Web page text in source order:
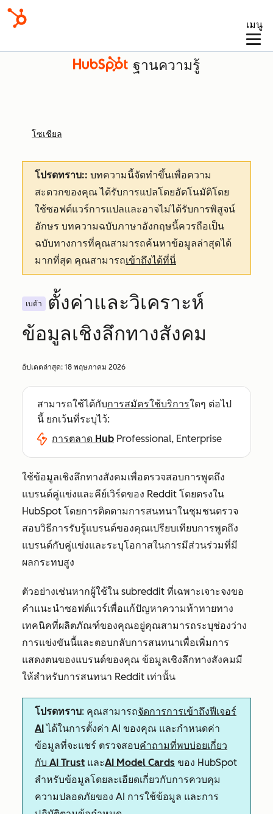
เมนู
ฐานความรู้
โซเชียล
โปรดทราบ:: บทความนี้จัดทำขึ้นเพื่อความ
สะดวกของคุณได้รับการแปลโดยอัตโนมัติโดย
ใช้ซอฟต์แวร์การแปลและอาจไม่ได้รับการพิสูจน์
อักษร บทความฉบับภาษาอังกฤษนี้ควรถือเป็น
ฉบับทางการที่คุณสามารถค้นหาข้อมูลล่าสุดได้
มากที่สุด คุณสามารถเข้าถึงได้ที่นี่
เบต้า
ตั้งค่าและวิเคราะห์
ข้อมูลเชิงลึกทางสังคม
อัปเดตล่าสุด: 18 พฤษภาคม 2026
สามารถใช้ได้กับการสมัครใช้บริการใดๆ ต่อไป
นี้ ยกเว้นที่ระบุไว้:
การตลาด Hub Professional, Enterprise
ใช้ข้อมูลเชิงลึกทางสังคมเพื่อตรวจสอบการพูดถึง
แบรนด์คู่แข่งและคีย์เวิร์ดของ Reddit โดยตรงใน
HubSpot โดยการติดตามการสนทนาในชุมชนตรวจ
สอบวิธีการรับรู้แบรนด์ของคุณเปรียบเทียบการพูดถึง
แบรนด์กับคู่แข่งและระบุโอกาสในการมีส่วนร่วมที่มี
ผลกระทบสูง
ตัวอย่างเช่นหากผู้ใช้ใน subreddit ที่เฉพาะเจาะจงขอ
คำแนะนำซอฟต์แวร์เพื่อแก้ปัญหาความท้าทายทาง
เทคนิคที่ผลิตภัณฑ์ของคุณอยู่คุณสามารถระบุช่องว่าง
การแข่งขันนี้และตอบกลับการสนทนาเพื่อเพิ่มการ
แสดงตนของแบรนด์ของคุณ ข้อมูลเชิงลึกทางสังคมมี
ให้สำหรับการสนทนา Reddit เท่านั้น
โปรดทราบ: คุณสามารถจัดการการเข้าถึงฟีเจอร์
AIได้ในการตั้งค่า AI ของคุณ และกำหนดค่า
ข้อมูลที่จะแชร์ ตรวจสอบคำถามที่พบบ่อยเกี่ยว
กับ AI Trust และAI Model Cards ของ HubSpot
สำหรับข้อมูลโดยละเอียดเกี่ยวกับการควบคุม
ความปลอดภัยของ AI การใช้ข้อมูล และการ